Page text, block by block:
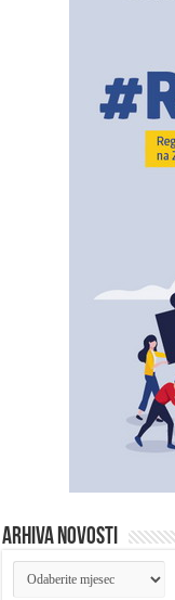
ARHIVA NOVOSTI
ARHIVA
NOVOSTI